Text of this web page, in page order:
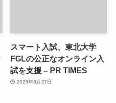
スマート入試、東北大学
FGLの公正なオンライン入
試を支援 – PR TIMES
2025年3月27日